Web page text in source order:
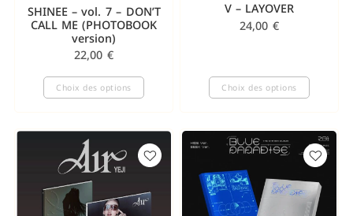
SHINEE – vol. 7 – DON’T
CALL ME (PHOTOBOOK
version)
22,00 €
Choix des options
V – LAYOVER
24,00 €
Choix des options